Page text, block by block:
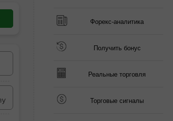
Форекс-аналитика
Получить бонус
Реальные торговля
Торговые сигналы